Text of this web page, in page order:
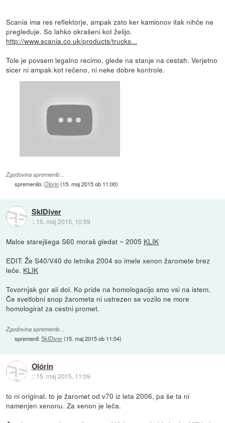
Scania ima res reflektorje, ampak zato ker kamionov itak nihče ne
pregleduje. So lahko okrašeni kot želijo.
http://www.scania.co.uk/products/trucks...
Tole je povsem legalno recimo, glede na stanje na cestah. Verjetno
sicer ni ampak kot rečeno, ni neke dobre kontrole.
Zgodovina sprememb…
spremenilo:Olórin(15. maj 2015 ob 11:00)
SkIDiver
:: 15. maj 2015, 10:59
Malce starejšega S60 moraš gledat ~ 2005 KLIK
EDIT: Že S40/V40 do letnika 2004 so imele xenon žaromete brez
leče. KLIK
Tovornjak gor ali dol. Ko pride na homologacijo smo vsi na istem.
Če svetlobni snop žarometa ni ustrezen se vozilo ne more
homologirat za cestni promet.
Zgodovina sprememb…
spremenil:SkIDiver(15. maj 2015 ob 11:04)
Olórin
:: 15. maj 2015, 11:09
to ni original. to je žaromet od v70 iz leta 2006, pa še ta ni
namenjen xenonu. Za xenon je leča.